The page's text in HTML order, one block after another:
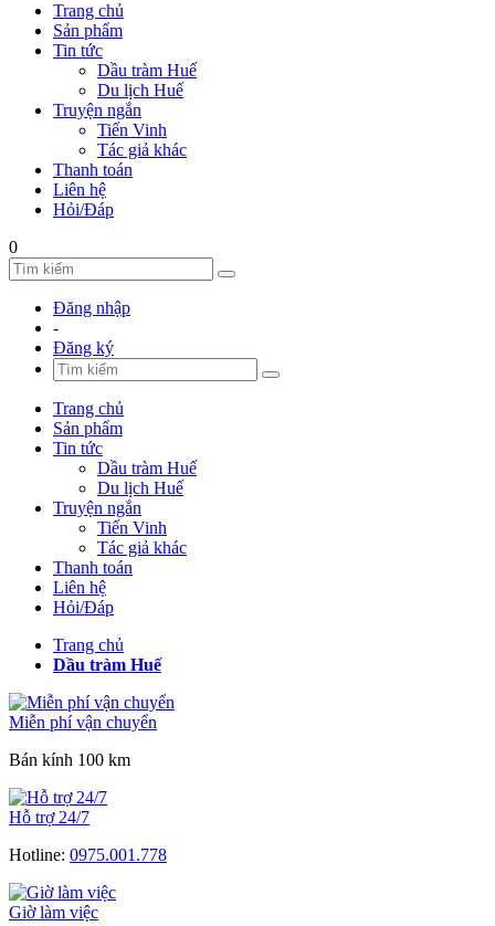
Trang chủ
Sản phẩm
Tin tức
Dầu tràm Huế
Du lịch Huế
Truyện ngắn
Tiến Vinh
Tác giả khác
Thanh toán
Liên hệ
Hỏi/Đáp
0
Đăng nhập
-
Đăng ký
Trang chủ
Sản phẩm
Tin tức
Dầu tràm Huế
Du lịch Huế
Truyện ngắn
Tiến Vinh
Tác giả khác
Thanh toán
Liên hệ
Hỏi/Đáp
Trang chủ
Dầu tràm Huế
Miễn phí vận chuyển
Bán kính 100 km
Hỗ trợ 24/7
Hotline: 0975.001.778
Giờ làm việc